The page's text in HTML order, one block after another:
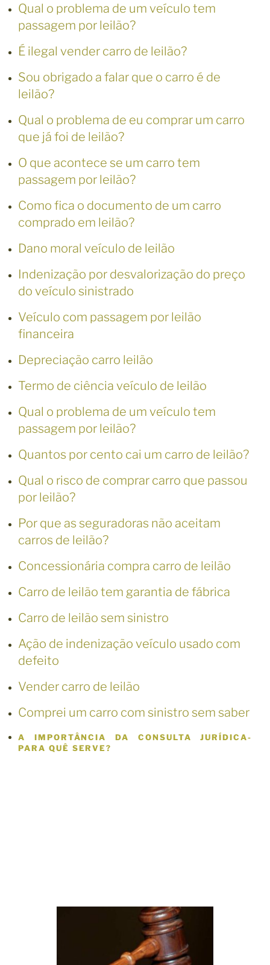
Qual o problema de um veículo tem
passagem por leilão?
É ilegal vender carro de leilão?
Sou obrigado a falar que o carro é de
leilão?
Qual o problema de eu comprar um carro
que já foi de leilão?
O que acontece se um carro tem
passagem por leilão?
Como fica o documento de um carro
comprado em leilão?
Dano moral veículo de leilão
Indenização por desvalorização do preço
do veículo sinistrado
Veículo com passagem por leilão
financeira
Depreciação carro leilão
Termo de ciência veículo de leilão
Qual o problema de um veículo tem
passagem por leilão?
Quantos por cento cai um carro de leilão?
Qual o risco de comprar carro que passou
por leilão?
Por que as seguradoras não aceitam
carros de leilão?
Concessionária compra carro de leilão
Carro de leilão tem garantia de fábrica
Carro de leilão sem sinistro
Ação de indenização veículo usado com
defeito
Vender carro de leilão
Comprei um carro com sinistro sem saber
A IMPORTÂNCIA DA CONSULTA JURÍDICA-
PARA QUÊ SERVE?